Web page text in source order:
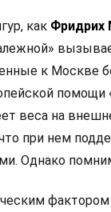
как Фридрих
к Москве
помощи
веса на
при нем
Однако